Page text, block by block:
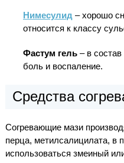
Нимесулид – хорошо
относится к классу
Фастум гель– в состав
боль и воспаление.
Средства
Согревающие мази
перца, метилсалицилата, в
использоваться змеиный